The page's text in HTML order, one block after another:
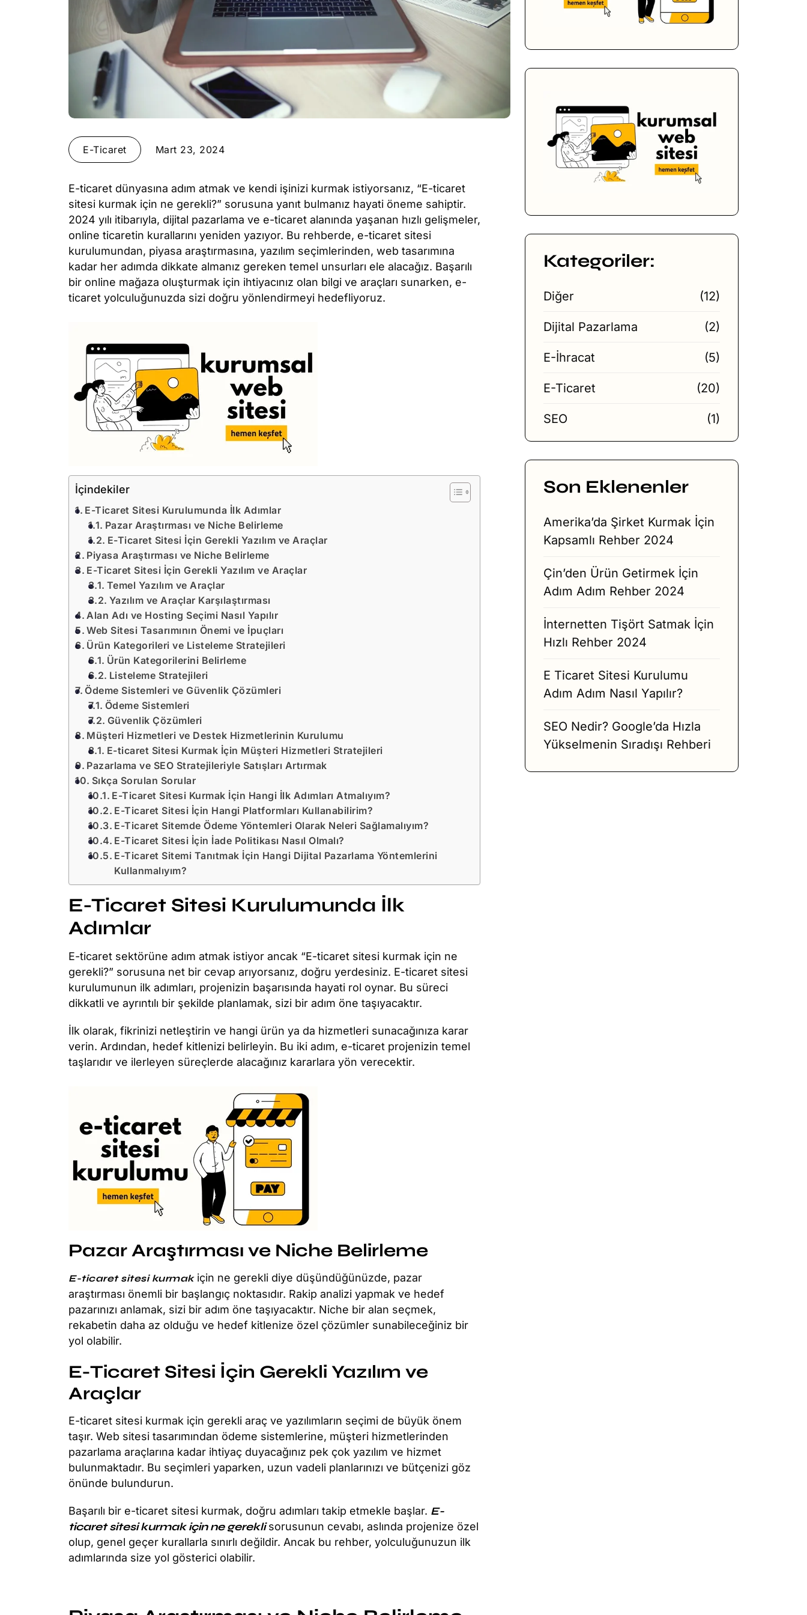
E-Ticaret Mart 23, 2024
E-ticaret dünyasına adım atmak ve kendi işinizi kurmak istiyorsanız, “E-ticaret
sitesi kurmak için ne gerekli?” sorusuna yanıt bulmanız hayati öneme sahiptir.
2024 yılı itibarıyla, dijital pazarlama ve e-ticaret alanında yaşanan hızlı gelişmeler,
online ticaretin kurallarını yeniden yazıyor. Bu rehberde, e-ticaret sitesi
kurulumundan, piyasa araştırmasına, yazılım seçimlerinden, web tasarımına
kadar her adımda dikkate almanız gereken temel unsurları ele alacağız. Başarılı
bir online mağaza oluşturmak için ihtiyacınız olan bilgi ve araçları sunarken, e-
ticaret yolculuğunuzda sizi doğru yönlendirmeyi hedefliyoruz.
İçindekiler
E-Ticaret Sitesi Kurulumunda İlk Adımlar
Pazar Araştırması ve Niche Belirleme
E-Ticaret Sitesi İçin Gerekli Yazılım ve Araçlar
Piyasa Araştırması ve Niche Belirleme
E-Ticaret Sitesi İçin Gerekli Yazılım ve Araçlar
Temel Yazılım ve Araçlar
Yazılım ve Araçlar Karşılaştırması
Alan Adı ve Hosting Seçimi Nasıl Yapılır
Web Sitesi Tasarımının Önemi ve İpuçları
Ürün Kategorileri ve Listeleme Stratejileri
Ürün Kategorilerini Belirleme
Listeleme Stratejileri
Ödeme Sistemleri ve Güvenlik Çözümleri
Ödeme Sistemleri
Güvenlik Çözümleri
Müşteri Hizmetleri ve Destek Hizmetlerinin Kurulumu
E-ticaret Sitesi Kurmak İçin Müşteri Hizmetleri Stratejileri
Pazarlama ve SEO Stratejileriyle Satışları Artırmak
Sıkça Sorulan Sorular
E-Ticaret Sitesi Kurmak İçin Hangi İlk Adımları Atmalıyım?
E-Ticaret Sitesi İçin Hangi Platformları Kullanabilirim?
E-Ticaret Sitemde Ödeme Yöntemleri Olarak Neleri Sağlamalıyım?
E-Ticaret Sitesi İçin İade Politikası Nasıl Olmalı?
E-Ticaret Sitemi Tanıtmak İçin Hangi Dijital Pazarlama Yöntemlerini
Kullanmalıyım?
E-Ticaret Sitesi Kurulumunda İlk
Adımlar
E-ticaret sektörüne adım atmak istiyor ancak “E-ticaret sitesi kurmak için ne
gerekli?” sorusuna net bir cevap arıyorsanız, doğru yerdesiniz. E-ticaret sitesi
kurulumunun ilk adımları, projenizin başarısında hayati rol oynar. Bu süreci
dikkatli ve ayrıntılı bir şekilde planlamak, sizi bir adım öne taşıyacaktır.
İlk olarak, fikrinizi netleştirin ve hangi ürün ya da hizmetleri sunacağınıza karar
verin. Ardından, hedef kitlenizi belirleyin. Bu iki adım, e-ticaret projenizin temel
taşlarıdır ve ilerleyen süreçlerde alacağınız kararlara yön verecektir.
Pazar Araştırması ve Niche Belirleme
E-ticaret sitesi kurmakiçin ne gerekli diye düşündüğünüzde, pazar
araştırması önemli bir başlangıç noktasıdır. Rakip analizi yapmak ve hedef
pazarınızı anlamak, sizi bir adım öne taşıyacaktır. Niche bir alan seçmek,
rekabetin daha az olduğu ve hedef kitlenize özel çözümler sunabileceğiniz bir
yol olabilir.
E-Ticaret Sitesi İçin Gerekli Yazılım ve
Araçlar
E-ticaret sitesi kurmak için gerekli araç ve yazılımların seçimi de büyük önem
taşır. Web sitesi tasarımından ödeme sistemlerine, müşteri hizmetlerinden
pazarlama araçlarına kadar ihtiyaç duyacağınız pek çok yazılım ve hizmet
bulunmaktadır. Bu seçimleri yaparken, uzun vadeli planlarınızı ve bütçenizi göz
önünde bulundurun.
Başarılı bir e-ticaret sitesi kurmak, doğru adımları takip etmekle başlar. E-
ticaret sitesi kurmak için ne gereklisorusunun cevabı, aslında projenize özel
olup, genel geçer kurallarla sınırlı değildir. Ancak bu rehber, yolculuğunuzun ilk
adımlarında size yol gösterici olabilir.
Kategoriler:
Diğer (12)
Dijital Pazarlama (2)
E-İhracat (5)
E-Ticaret (20)
SEO (1)
Son Eklenenler
Amerika’da Şirket Kurmak İçin
Kapsamlı Rehber 2024
Çin’den Ürün Getirmek İçin
Adım Adım Rehber 2024
İnternetten Tişört Satmak İçin
Hızlı Rehber 2024
E Ticaret Sitesi Kurulumu
Adım Adım Nasıl Yapılır?
SEO Nedir? Google’da Hızla
Yükselmenin Sıradışı Rehberi